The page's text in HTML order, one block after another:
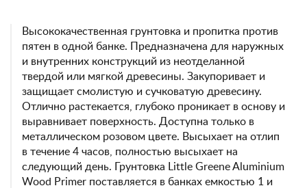
Высококачественная грунтовка и пропитка против
пятен в одной банке. Предназначена для наружных
и внутренних конструкций из неотделанной
твердой или мягкой древесины. Закупоривает и
защищает смолистую и сучковатую древесину.
Отлично растекается, глубоко проникает в основу и
выравнивает поверхность. Доступна только в
металлическом розовом цвете. Высыхает на отлип
в течение 4 часов, полностью высыхает на
следующий день. Грунтовка Little Greene Aluminium
Wood Primer поставляется в банках емкостью 1 и